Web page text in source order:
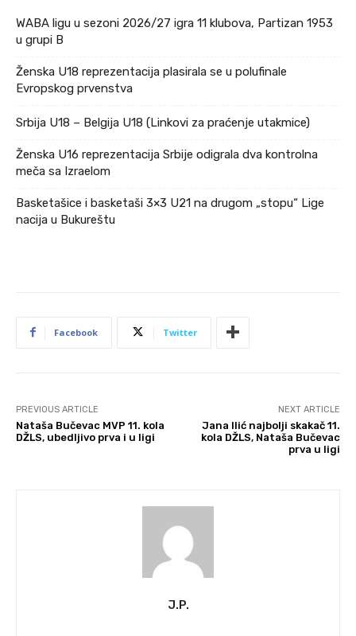
WABA ligu u sezoni 2026/27 igra 11 klubova, Partizan 1953
u grupi B
Ženska U18 reprezentacija plasirala se u polufinale
Evropskog prvenstva
Srbija U18 – Belgija U18 (Linkovi za praćenje utakmice)
Ženska U16 reprezentacija Srbije odigrala dva kontrolna
meča sa Izraelom
Basketašice i basketaši 3×3 U21 na drugom „stopu“ Lige
nacija u Bukureštu
Facebook Twitter
PREVIOUS ARTICLE
Nataša Bučevac MVP 11. kola
DŽLS, ubedljivo prva i u ligi
NEXT ARTICLE
Jana Ilić najbolji skakač 11.
kola DŽLS, Nataša Bučevac
prva u ligi
J.P.